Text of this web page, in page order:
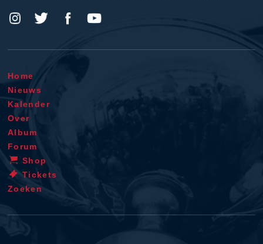
Home
Nieuws
Kalender
Over
Album
Forum
Shop
Tickets
Zoeken